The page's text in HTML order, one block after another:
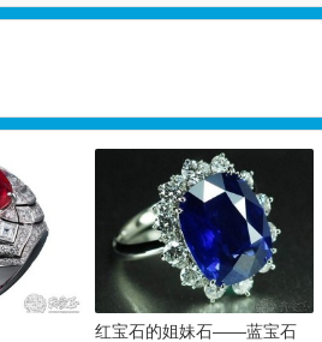
红宝石的姐妹石——蓝宝石